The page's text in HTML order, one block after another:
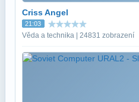
Criss Angel
21:03
Věda a technika | 24831 zobrazení